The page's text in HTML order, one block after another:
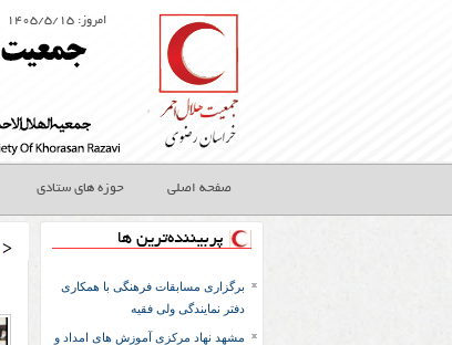
امروز: ۱۴۰۵/۵/۱۵
صفحه اصلی حوزه های ستادی
پربیننده‌ترین ها
برگزاری مسابقات فرهنگی با همکاری
دفتر نمایندگی ولی فقیه
مشهد نهاد مرکزی آموزش های امداد و
>